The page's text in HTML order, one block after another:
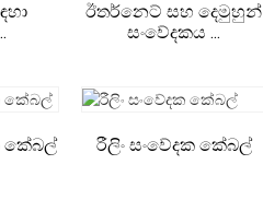
ඊතර්නෙට් සහ දෙමුහුන්
සංවේදකය ...
කේබල් රීලිං සංවේදක කේබල්